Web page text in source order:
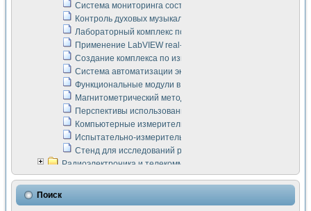
Система мониторинга состояния тяговых
Контроль духовых музыкальных инструментов
Лабораторный комплекс по исследованию элементной
Применение LabVIEW real-time module для
Создание комплекса по измерению скорости подвижного
Система автоматизации экспериментальных
Функциональные модули в стандарте Nl SCXI для
Магнитометрический метод в дефектоскопии сварных
Перспективы использования машинного зрения в
Компьютерные измерительные системы для
Испытательно-измерительный комплекс аппаратуры для
Стенд для исследований рабочих процессов ДВС в
Радиоэлектроника и телекоммуникации
LabVIEW в расчетах радиолиний систем передачи данных
Аппаратно-программный комплекс для исследования
Виртуальный лабораторный стенд для исследования
Поиск